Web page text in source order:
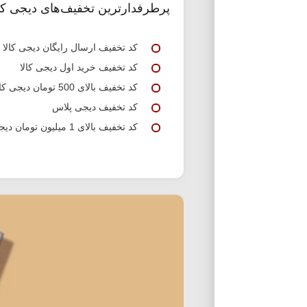
پرطرفدارترین تخفیف‌های دیجی
کد تخفیف ارسال رایگان دیجی کالا
کد تخفیف خرید اول دیجی کالا
کد تخفیف بالای 500 تومان دیجی کالا
کد تخفیف دیجی پلاس
کد تخفیف بالای 1 میلیون تومان دیجی کالا